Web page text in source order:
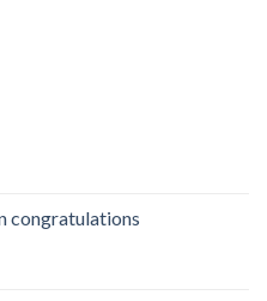
congratulations